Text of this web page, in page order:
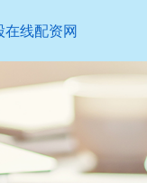
在线配资网